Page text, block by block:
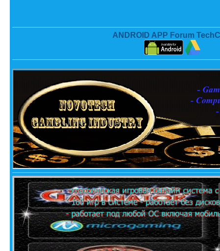
ANDROID APP Forum